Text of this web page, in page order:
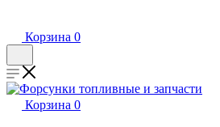
Корзина 0
Корзина 0